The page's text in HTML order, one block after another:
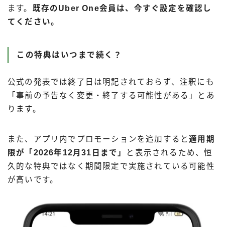
ます。 既存のUber One会員は、今すぐ設定を確認し
てください。
この特典はいつまで続く？
公式の発表では終了日は明記されておらず、注釈にも
「事前の予告なく変更・終了する可能性がある」とあ
ります。
また、アプリ内でプロモーションを追加すると適用期
限が「2026年12月31日まで」
と表示されるため、恒
久的な特典ではなく期間限定で実施されている可能性
が高いです。